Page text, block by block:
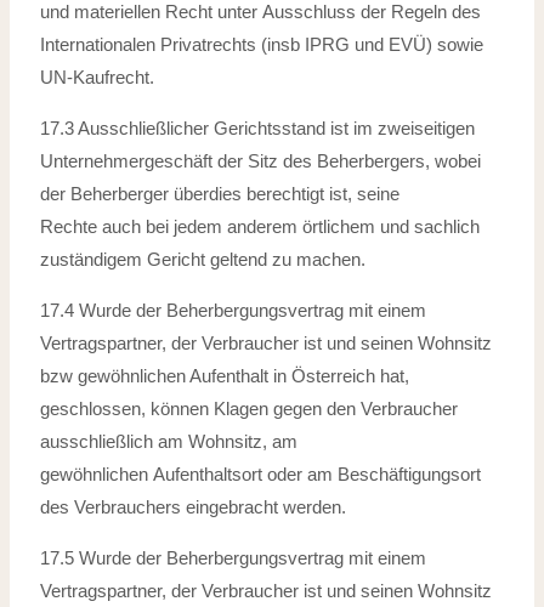
und materiellen Recht unterAusschluss der Regeln des
Internationalen Privatrechts (insb IPRG und EVÜ)sowie
UN-Kaufrecht.
17.3 Ausschließlicher Gerichtsstand ist im zweiseitigen
Unternehmergeschäft der Sitzdes Beherbergers, wobei
der Beherberger überdies berechtigt ist, seine
Rechteauch bei jedem anderem örtlichem und sachlich
zuständigem Gericht geltend zu machen.
17.4 Wurde der Beherbergungsvertrag mit einem
Vertragspartner, der Verbraucher ist und seinen Wohnsitz
bzw gewöhnlichen Aufenthalt in Österreich hat,
geschlossen, können Klagen gegen den Verbraucher
ausschließlich am Wohnsitz, am
gewöhnlichenAufenthaltsort oder am Beschäftigungsort
des Verbrauchers eingebracht werden.
17.5 Wurde der Beherbergungsvertrag mit einem
Vertragspartner, der Verbraucher ist und seinen Wohnsitz